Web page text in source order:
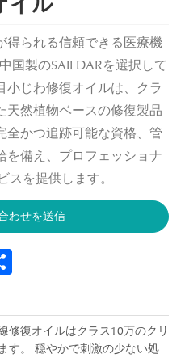
得られる信頼できる医療機
国製のSAILDARを選択して
小じわ修復オイルは、クラ
天然植物ベースの修復製品
全かつ追跡可能な資格、管
を備え、プロフェッショナ
スを提供します。
わせを送信
修復オイルはクラス10万のクリ
す。 穏やかで刺激の少ない処